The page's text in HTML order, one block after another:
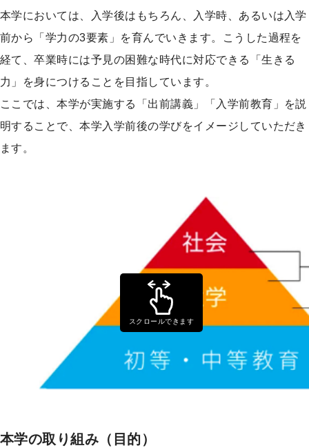
本学においては、入学後はもちろん、入学時、あるいは入学
前から「学力の3要素」を育んでいきます。こうした過程を
経て、卒業時には予見の困難な時代に対応できる「生きる
力」を身につけることを目指しています。
ここでは、本学が実施する「出前講義」「入学前教育」を説
明することで、本学入学前後の学びをイメージしていただき
ます。
スクロールできます
本学の取り組み（目的）